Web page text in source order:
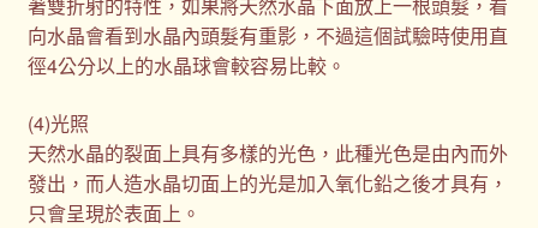
向水晶會看到水晶內頭髮有重影，不過這個試驗時使用直
徑4公分以上的水晶球會較容易比較。
(4)光照
天然水晶的裂面上具有多樣的光色，此種光色是由內而外
發出，而人造水晶切面上的光是加入氧化鉛之後才具有，
只會呈現於表面上。